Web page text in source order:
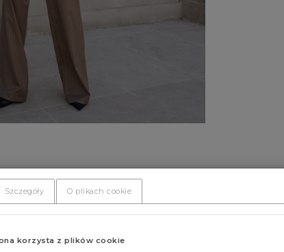
Szczegóły O plikach cookie
korzysta z plików cookie